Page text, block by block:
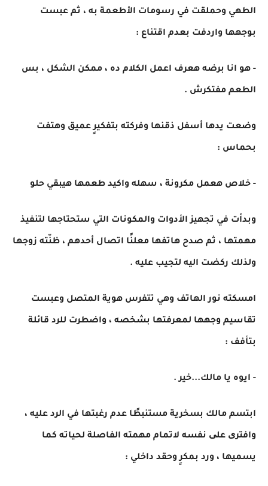
الطهي وحملقت في رسومات الأطعمة به ، ثم عبست
بوجهها واردفت بعدم اقتناع :
- هو انا برضه هعرف اعمل الكلام ده ، ممكن الشكل ، بس
الطعم مفتكرش .
وضعت يدها أسفل ذقنها وفركته بتفكيرٍ عميق وهتفت
بحماس :
- خلاص هعمل مكرونة ، سهله واكيد طعمها هيبقي حلو
وبدأت في تجهيز الأدوات والمكونات التي ستحتاجها لتنفيذ
مهمتها ، ثم صدح هاتفها معلنًا اتصال أحدهم ، ظنّته زوجها
ولذلك ركضت اليه لتجيب عليه .
امسكته نور الهاتف وهي تتفرس هوية المتصل وعبست
تقاسيم وجهها لمعرفتها بشخصه ، واضطرت للرد قائلة
بتأفف :
- ايوه يا مالك...خير .
ابتسم مالك بسخرية مستنبطًا عدم رغبتها في الرد عليه ،
وافتری علی نفسه لاتمام مهمته الفاصلة لحياته كما
يسميها ، ورد بمكرٍ وحقد داخلي :